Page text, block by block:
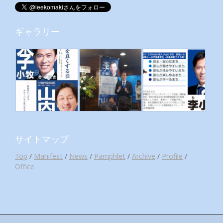
ギャラリー
サイトマップ
Top / Manifest / News / Pamphlet / Archive / Profile /
Office